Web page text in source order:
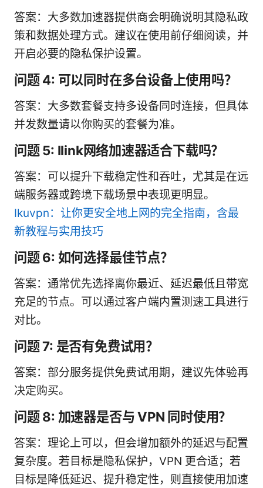
答案：大多数加速器提供商会明确说明其隐私政
策和数据处理方式。建议在使用前仔细阅读，并
开启必要的隐私保护设置。
问题 4: 可以同时在多台设备上使用吗？
答案：大多数套餐支持多设备同时连接，但具体
并发数量请以你购买的套餐为准。
问题 5: Ilink网络加速器适合下载吗？
答案：可以提升下载稳定性和吞吐，尤其是在远
端服务器或跨境下载场景中表现更明显。
Ikuvpn：让你更安全地上网的完全指南，含最
新教程与实用技巧
问题 6: 如何选择最佳节点？
答案：通常优先选择离你最近、延迟最低且带宽
充足的节点。可以通过客户端内置测速工具进行
对比。
问题 7: 是否有免费试用？
答案：部分服务提供免费试用期，建议先体验再
决定购买。
问题 8: 加速器是否与 VPN 同时使用？
答案：理论上可以，但会增加额外的延迟与配置
复杂度。若目标是隐私保护，VPN 更合适；若
目标是降低延迟、提升稳定性，则直接使用加速